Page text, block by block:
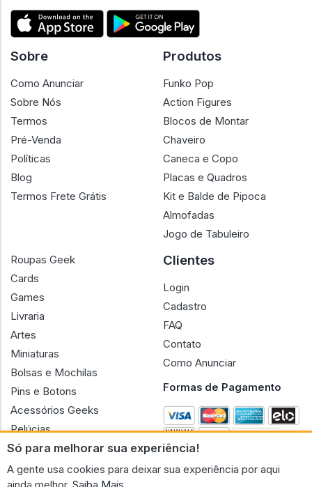
Só para melhorar sua experiência!
A gente usa cookies para deixar sua experiência por aqui
Sobre
Como Anunciar
Sobre Nós
Termos
Pré-Venda
Políticas
Blog
Termos Frete Grátis
Produtos
Funko Pop
Action Figures
Blocos de Montar
Chaveiro
Caneca e Copo
Placas e Quadros
Kit e Balde de Pipoca
Almofadas
Jogo de Tabuleiro
Roupas Geek
Cards
Games
Livraria
Artes
Miniaturas
Bolsas e Mochilas
Pins e Botons
Acessórios Geeks
Pelúcias
Bonecas
Clientes
Login
Cadastro
FAQ
Contato
Como Anunciar
Formas de Pagamento